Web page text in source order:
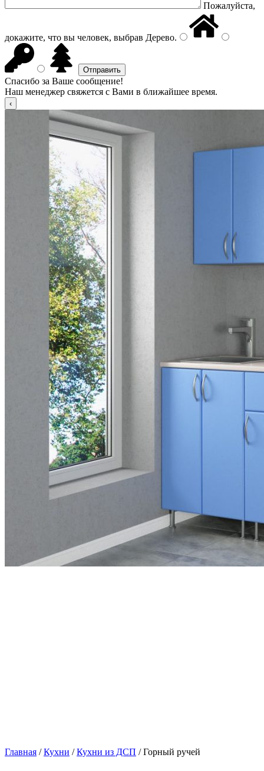
Пожалуйста,
докажите, что вы человек, выбрав Дерево.
Спасибо за Ваше сообщение!
Наш менеджер свяжется с Вами в ближайшее время.
Главная /Кухни /Кухни из ДСП / Горный ручей